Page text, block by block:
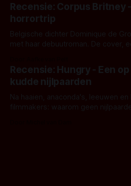
opnames zijn gestart in Australië.
Recensie: Corpus Britney
horrortrip
Belgische dichter Dominique de
met haar debuutroman. De cover,
achtergrond, belooft iets kleurrijks
iets ongrijpbaars. En dat maakt De
waar.
Recensie: Hungry - Een
kudde nijlpaarden
Na haaien, anaconda's, leeuwen
filmmakers: waarom geen